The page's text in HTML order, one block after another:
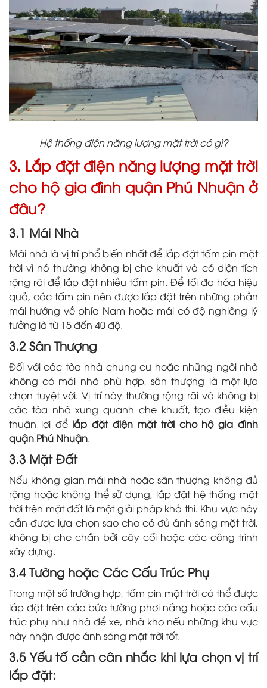
Hệ thống điện năng lượng mặt trời có gì?
3. Lắp đặt điện năng lượng mặt trời
cho hộ gia đình quận Phú Nhuận ở
đâu?
3.1 Mái Nhà
Mái nhà là vị trí phổ biến nhất để lắp đặt tấm pin mặt
trời vì nó thường không bị che khuất và có diện tích
rộng rãi để lắp đặt nhiều tấm pin. Để tối đa hóa hiệu
quả, các tấm pin nên được lắp đặt trên những phần
mái hướng về phía Nam hoặc mái có độ nghiêng lý
tưởng là từ 15 đến 40 độ.
3.2 Sân Thượng
Đối với các tòa nhà chung cư hoặc những ngôi nhà
không có mái nhà phù hợp, sân thượng là một lựa
chọn tuyệt vời. Vị trí này thường rộng rãi và không bị
các tòa nhà xung quanh che khuất, tạo điều kiện
thuận lợi để lắp đặt điện mặt trời cho hộ gia đình
quận Phú Nhuận.
3.3 Mặt Đất
Nếu không gian mái nhà hoặc sân thượng không đủ
rộng hoặc không thể sử dụng, lắp đặt hệ thống mặt
trời trên mặt đất là một giải pháp khả thi. Khu vực này
cần được lựa chọn sao cho có đủ ánh sáng mặt trời,
không bị che chắn bởi cây cối hoặc các công trình
xây dựng.
3.4 Tường hoặc Các Cấu Trúc Phụ
Trong một số trường hợp, tấm pin mặt trời có thể được
lắp đặt trên các bức tường phơi nắng hoặc các cấu
trúc phụ như nhà để xe, nhà kho nếu những khu vực
này nhận được ánh sáng mặt trời tốt.
3.5 Yếu tố cần cân nhắc khi lựa chọn vị trí
lắp đặt: